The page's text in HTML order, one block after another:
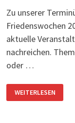
Zu unserer
Friedenswochen
aktuelle
nachreichen.
oder …
VERANSTALTUNG
DER
AHMADIYYA-
WEITERLESEN